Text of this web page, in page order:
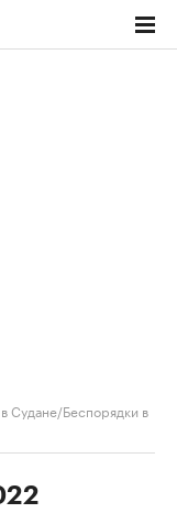
Судане/Беспорядки в